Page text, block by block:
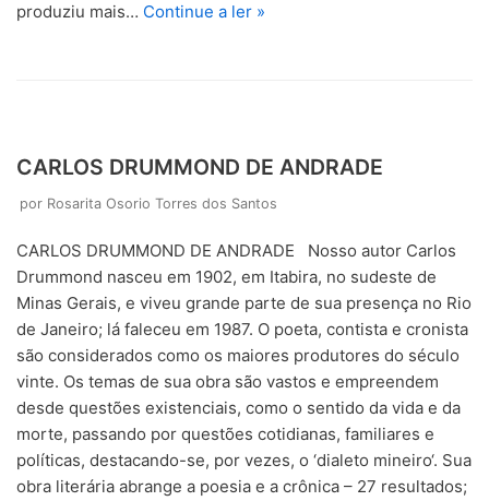
produziu mais… Continue a ler »
CARLOS DRUMMOND DE ANDRADE
por Rosarita Osorio Torres dos Santos
CARLOS DRUMMOND DE ANDRADE Nosso autor Carlos
Drummond nasceu em 1902, em Itabira, no sudeste de
Minas Gerais, e viveu grande parte de sua presença no Rio
de Janeiro; lá faleceu em 1987. O poeta, contista e cronista
são considerados como os maiores produtores do século
vinte. Os temas de sua obra são vastos e empreendem
desde questões existenciais, como o sentido da vida e da
morte, passando por questões cotidianas, familiares e
políticas, destacando-se, por vezes, o ‘dialeto mineiro‘. Sua
obra literária abrange a poesia e a crônica – 27 resultados;